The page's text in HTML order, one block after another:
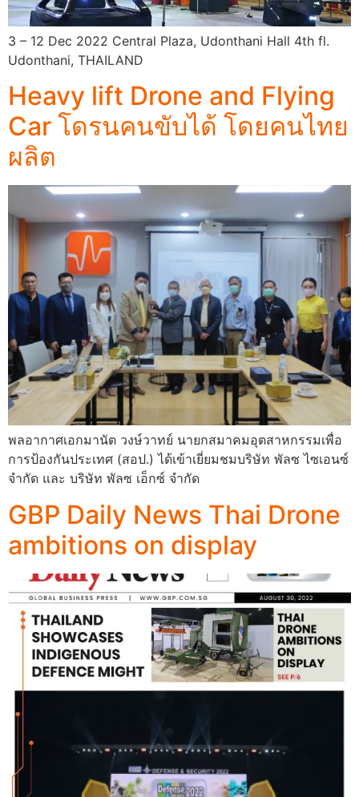
3 – 12 Dec 2022 Central Plaza, Udonthani Hall 4th fl.
Udonthani, THAILAND
Heavy lift Drone and Flying
Car โดรนคนขับได้ โดยคนไทย
ผลิต
พลอากาศเอกมานัต วงษ์วาทย์ นายกสมาคมอุตสาหกรรมเพื่อ
การป้องกันประเทศ (สอป.) ได้เข้าเยี่ยมชมบริษัท พัลซ ไซเอนซ์
จำกัด และ บริษัท พัลซ เอ็กซ์ จำกัด
GBP Daily News Thai Drone
ambitions on display